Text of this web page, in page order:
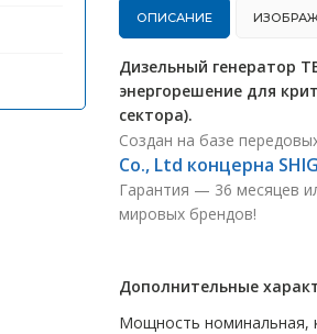
ОПИСАНИЕ
Дизельный генератор
энергорешение для
сектора).
Создан на базе
Co., Ltd концерна
Гарантия — 36 месяцев
мировых брендов!
Дополнительные
Мощность номинальная,